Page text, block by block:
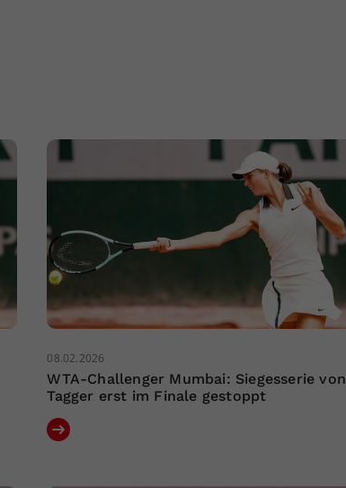
08.02.2026
WTA-Challenger Mumbai: Siegesserie von
Tagger erst im Finale gestoppt